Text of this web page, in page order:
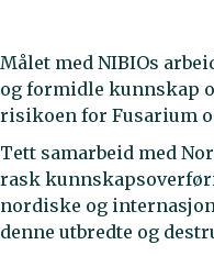
Målet med NIBIOs
og formidle kunnskap
risikoen for Fusarium
Tett samarbeid med
rask
nordiske og
denne utbredte og